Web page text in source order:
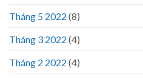
Tháng 5 2022 (8)
Tháng 3 2022 (4)
Tháng 2 2022 (4)